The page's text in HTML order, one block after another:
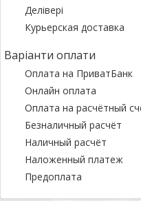
Делівері
Курьерская доставка
Варіанти оплати
Оплата на ПриватБанк
Онлайн оплата
Оплата на расчётный
Безналичный расчёт
Наличный расчёт
Наложенный платеж
Предоплата